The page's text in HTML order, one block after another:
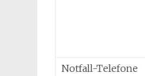
Notfall-Telefone